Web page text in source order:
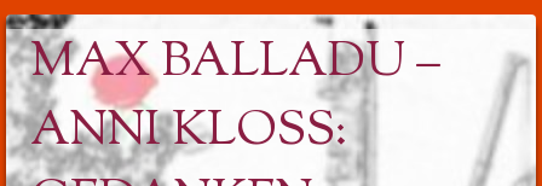
MAX BALLADU –
ANNI KLOSS: G